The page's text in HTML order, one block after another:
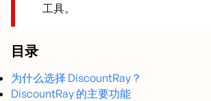
工具。
目录
为什么选择 DiscountRay？
DiscountRay 的主要功能